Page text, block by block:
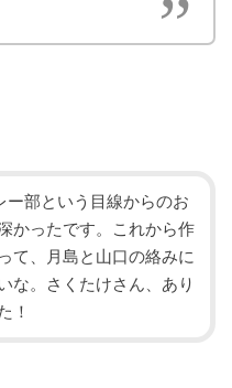
ー部という目線からのお
かったです。これから作
て、月島と山口の絡みに
な。さくたけさん、あり
！